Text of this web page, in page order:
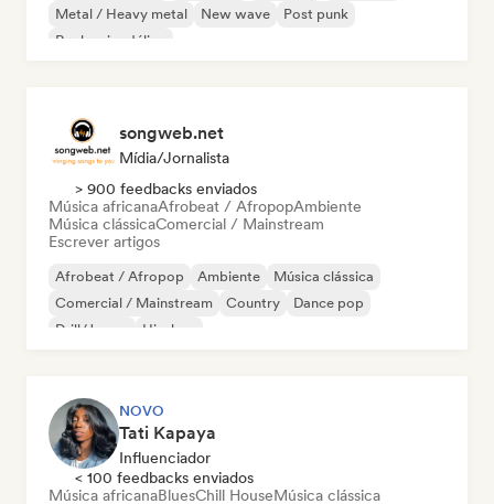
Metal / Heavy metal
New wave
Post punk
Rock psicodélico
songweb.net
Mídia/Jornalista
> 900 feedbacks enviados
Música africanaAfrobeat / AfropopAmbiente
Música clássicaComercial / Mainstream
Escrever artigos
Afrobeat / Afropop Ambiente
Música clássica
Comercial / Mainstream
Country
Dance pop
Drill/Jersey
Hip-hop
NOVO
Tati Kapaya
Influenciador
< 100 feedbacks enviados
Música africanaBluesChill HouseMúsica clássica